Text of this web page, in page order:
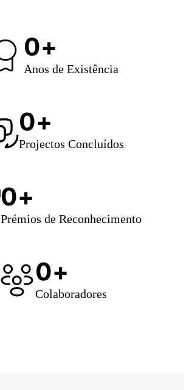
0
Anos de Existência
0
Projectos Concluídos
0
Prémios de Reconhecimento
0
Colaboradores